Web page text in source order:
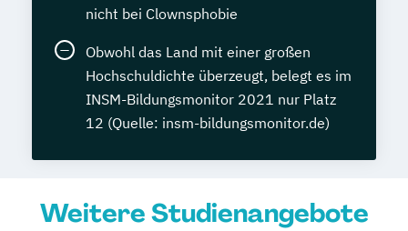
nicht bei Clownsphobie
Obwohl das Land mit einer großen
Hochschuldichte überzeugt, belegt es im
INSM-Bildungsmonitor 2021 nur Platz
12 (Quelle: insm-bildungsmonitor.de)
Weitere Studienangebote